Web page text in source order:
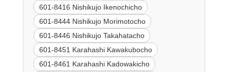
601-8416 Nishikujo Ikenochicho
601-8444 Nishikujo Morimotocho
601-8446 Nishikujo Takahatacho
601-8451 Karahashi Kawakubocho
601-8461 Karahashi Kadowakicho